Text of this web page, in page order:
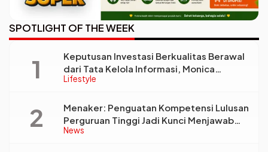
SPOTLIGHT OF THE WEEK
Lifestyle
Keputusan Investasi Berkualitas Berawal
dari Tata Kelola Informasi, Monica
Triyadi: Bukan Sekadar Analisis
News
Menaker: Penguatan Kompetensi Lulusan
Perguruan Tinggi Jadi Kunci Menjawab
Kebutuhan Dunia Kerja